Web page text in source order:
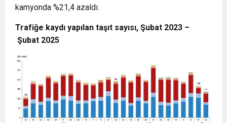
kamyonda %21,4 azaldı.
Trafiğe kaydı yapılan taşıt sayısı, Şubat 2023 –
Şubat 2025